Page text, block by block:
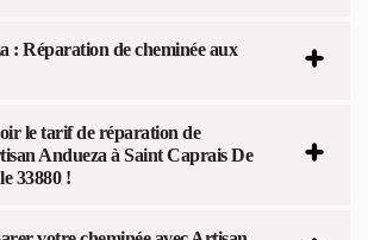
: Réparation de cheminée aux
le tarif de réparation de
Andueza à Saint Caprais De
33880 !